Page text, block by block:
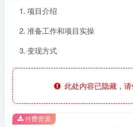
项目介绍
准备工作和项目实操
变现方式
此处内容已隐藏，请
付费资源